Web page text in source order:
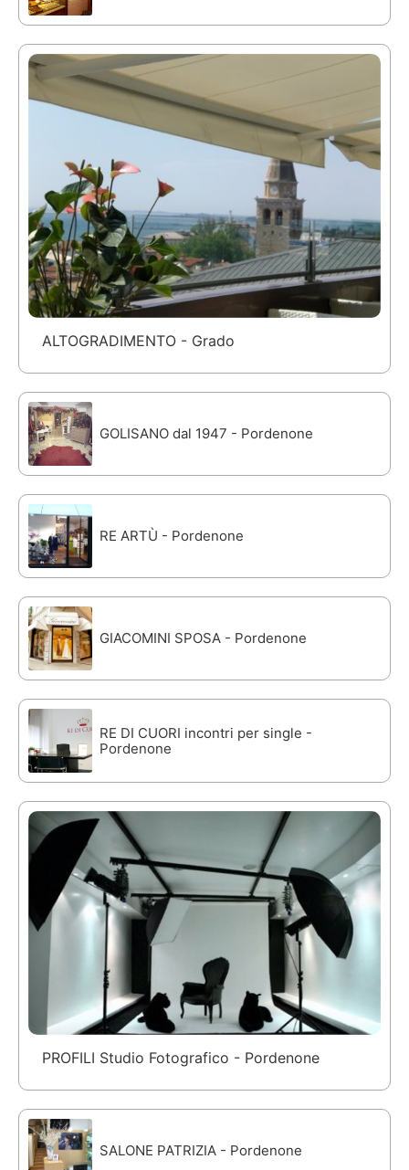
ALTOGRADIMENTO - Grado
GOLISANO dal 1947 - Pordenone
RE ARTÙ - Pordenone
GIACOMINI SPOSA - Pordenone
RE DI CUORI incontri per single -
Pordenone
PROFILI Studio Fotografico - Pordenone
SALONE PATRIZIA - Pordenone